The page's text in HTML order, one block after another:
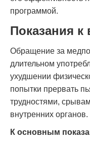
программой.
Показания
Обращение за
длительном
ухудшении
попытки прервать
трудностями,
внутренних органов.
К основным